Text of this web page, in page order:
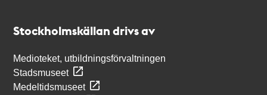
Stockholmskällan drivs av
Medioteket, utbildningsförvaltningen
Stadsmuseet
Medeltidsmuseet